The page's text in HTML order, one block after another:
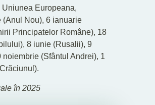
Europeana,
(Anul Nou), 6 ianuarie
Principatelor Române), 18
8 iunie (Rusalii), 9
(Sfântul Andrei), 1
în 2025